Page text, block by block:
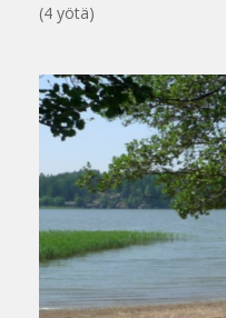
(4 yötä)